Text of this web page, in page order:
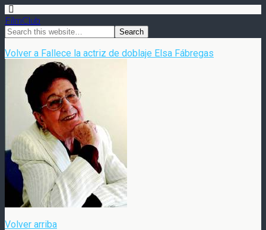
FilmClub
Volver a Fallece la actriz de doblaje Elsa Fábregas
Volver arriba